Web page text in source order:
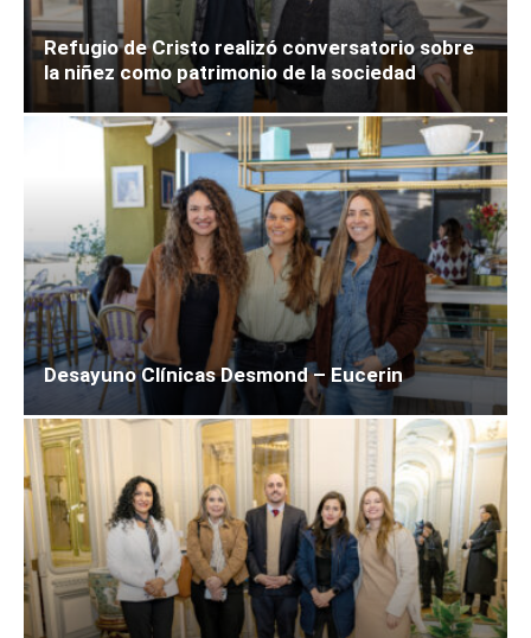
Refugio de Cristo realizó conversatorio sobre
la niñez como patrimonio de la sociedad
Desayuno Clínicas Desmond – Eucerin